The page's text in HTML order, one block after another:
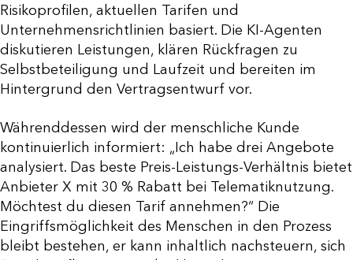
Risikoprofilen, aktuellen Tarifen und
Unternehmensrichtlinien basiert. Die KI-Agenten
diskutieren Leistungen, klären Rückfragen zu
Selbstbeteiligung und Laufzeit und bereiten im
Hintergrund den Vertragsentwurf vor.
Währenddessen wird der menschliche Kunde
kontinuierlich informiert: „Ich habe drei Angebote
analysiert. Das beste Preis-Leistungs-Verhältnis bietet
Anbieter X mit 30 % Rabatt bei Telematiknutzung.
Möchtest du diesen Tarif annehmen?“ Die
Eingriffsmöglichkeit des Menschen in den Prozess
bleibt bestehen, er kann inhaltlich nachsteuern, sich